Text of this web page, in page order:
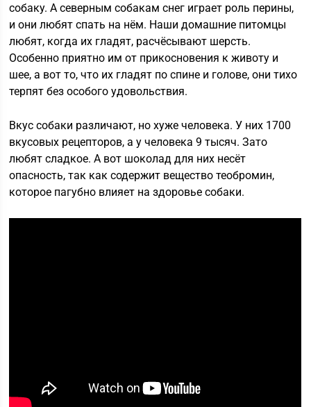
собаку. А северным собакам снег играет роль перины,
и они любят спать на нём. Наши домашние питомцы
любят, когда их гладят, расчёсывают шерсть.
Особенно приятно им от прикосновения к животу и
шее, а вот то, что их гладят по спине и голове, они тихо
терпят без особого удовольствия.
Вкус собаки различают, но хуже человека. У них 1700
вкусовых рецепторов, а у человека 9 тысяч. Зато
любят сладкое. А вот шоколад для них несёт
опасность, так как содержит вещество теобромин,
которое пагубно влияет на здоровье собаки.